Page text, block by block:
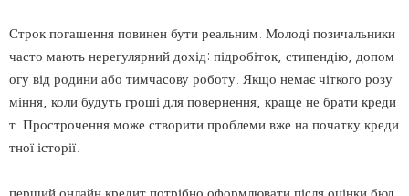
Строк погашення повинен бути реальним. Молоді позичальники
часто мають нерегулярний дохід: підробіток, стипендію, допом
огу від родини або тимчасову роботу. Якщо немає чіткого розу
міння, коли будуть гроші для повернення, краще не брати креди
т. Прострочення може створити проблеми вже на початку креди
тної історії.
перший онлайн кредит потрібно оформлювати після оцінки бюд